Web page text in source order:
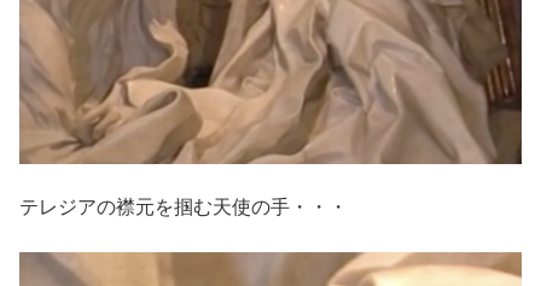
テレジアの襟元を掴む天使の手・・・